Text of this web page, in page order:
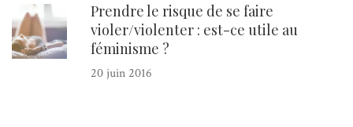
Prendre le risque de se faire
violer/violenter : est-ce utile au
féminisme ?
20 juin 2016